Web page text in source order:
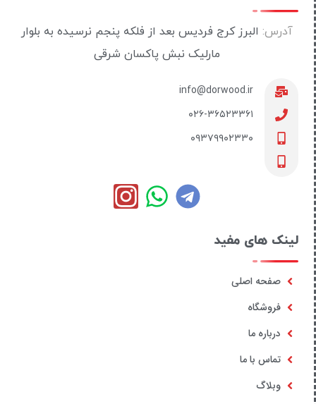
آدرس: البرز کرج فردیس بعد از فلکه پنجم نرسیده به بلوار
مارلیک نبش پاکسان شرقی
info@dorwood.ir
۰۲۶-۳۶۵۲۳۳۶۱
۰۹۳۷۹۹۰۲۳۳۰
لینک های مفید
صفحه اصلی
فروشگاه
درباره ما
تماس با ما
وبلاگ